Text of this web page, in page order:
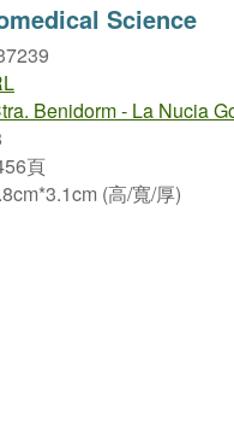
Science
Benidorm - La Nucia
頁
(高/寬/厚)